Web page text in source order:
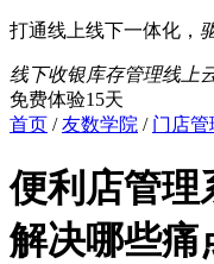
打通线上线下一体化，
线下收银库存管理线上
免费体验15天
首页 /友数学院 / 门店管
便利店管理
解决哪些痛